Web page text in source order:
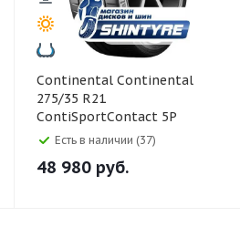
Continental Continental
275/35 R21
ContiSportContact 5P
ContiSilent 103Y
Есть в наличии (37)
48 980 руб.